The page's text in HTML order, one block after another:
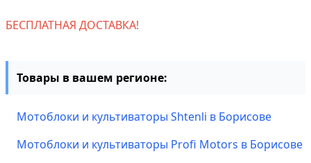
БЕСПЛАТНАЯ ДОСТАВКА!
Товары в вашем регионе:
Мотоблоки и культиваторы Shtenli в Борисове
Мотоблоки и культиваторы Profi Motors в Борисове